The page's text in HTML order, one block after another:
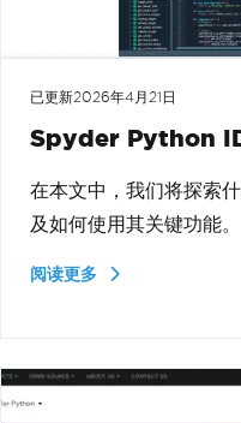
已更新2026年4月21日
Spyder Python
在本文中，我们将探索
及如何使用其关键功能。
阅读更多